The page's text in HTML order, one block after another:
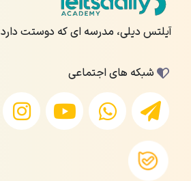
آیلتس دیلی، مدرسه ای که دوستت دارد
شبکه های اجتماعی